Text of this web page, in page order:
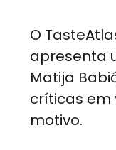
O
apresenta
Matija
críticas em
motivo.